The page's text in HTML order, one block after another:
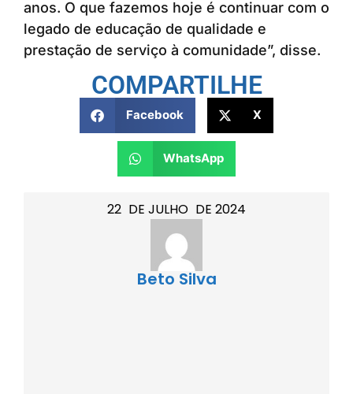
22 DE JULHO DE 2024
Beto Silva
anos. O que fazemos hoje é continuar com o
legado de educação de qualidade e
prestação de serviço à comunidade”, disse.
COMPARTILHE
Facebook X
WhatsApp